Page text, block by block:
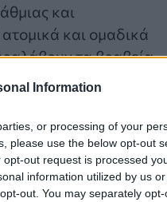
Information
or processing of your
please use the below opt-out
out request is processed
information utilized by us
out. You may separately
και
και ομαδικά
τα βραβεία
όλα τα έργα